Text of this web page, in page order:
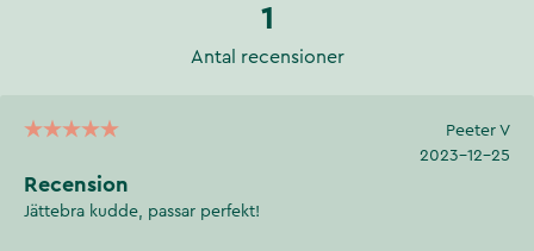
1
Antal recensioner
Peeter V
2023-12-25
Recension
Jättebra kudde, passar perfekt!